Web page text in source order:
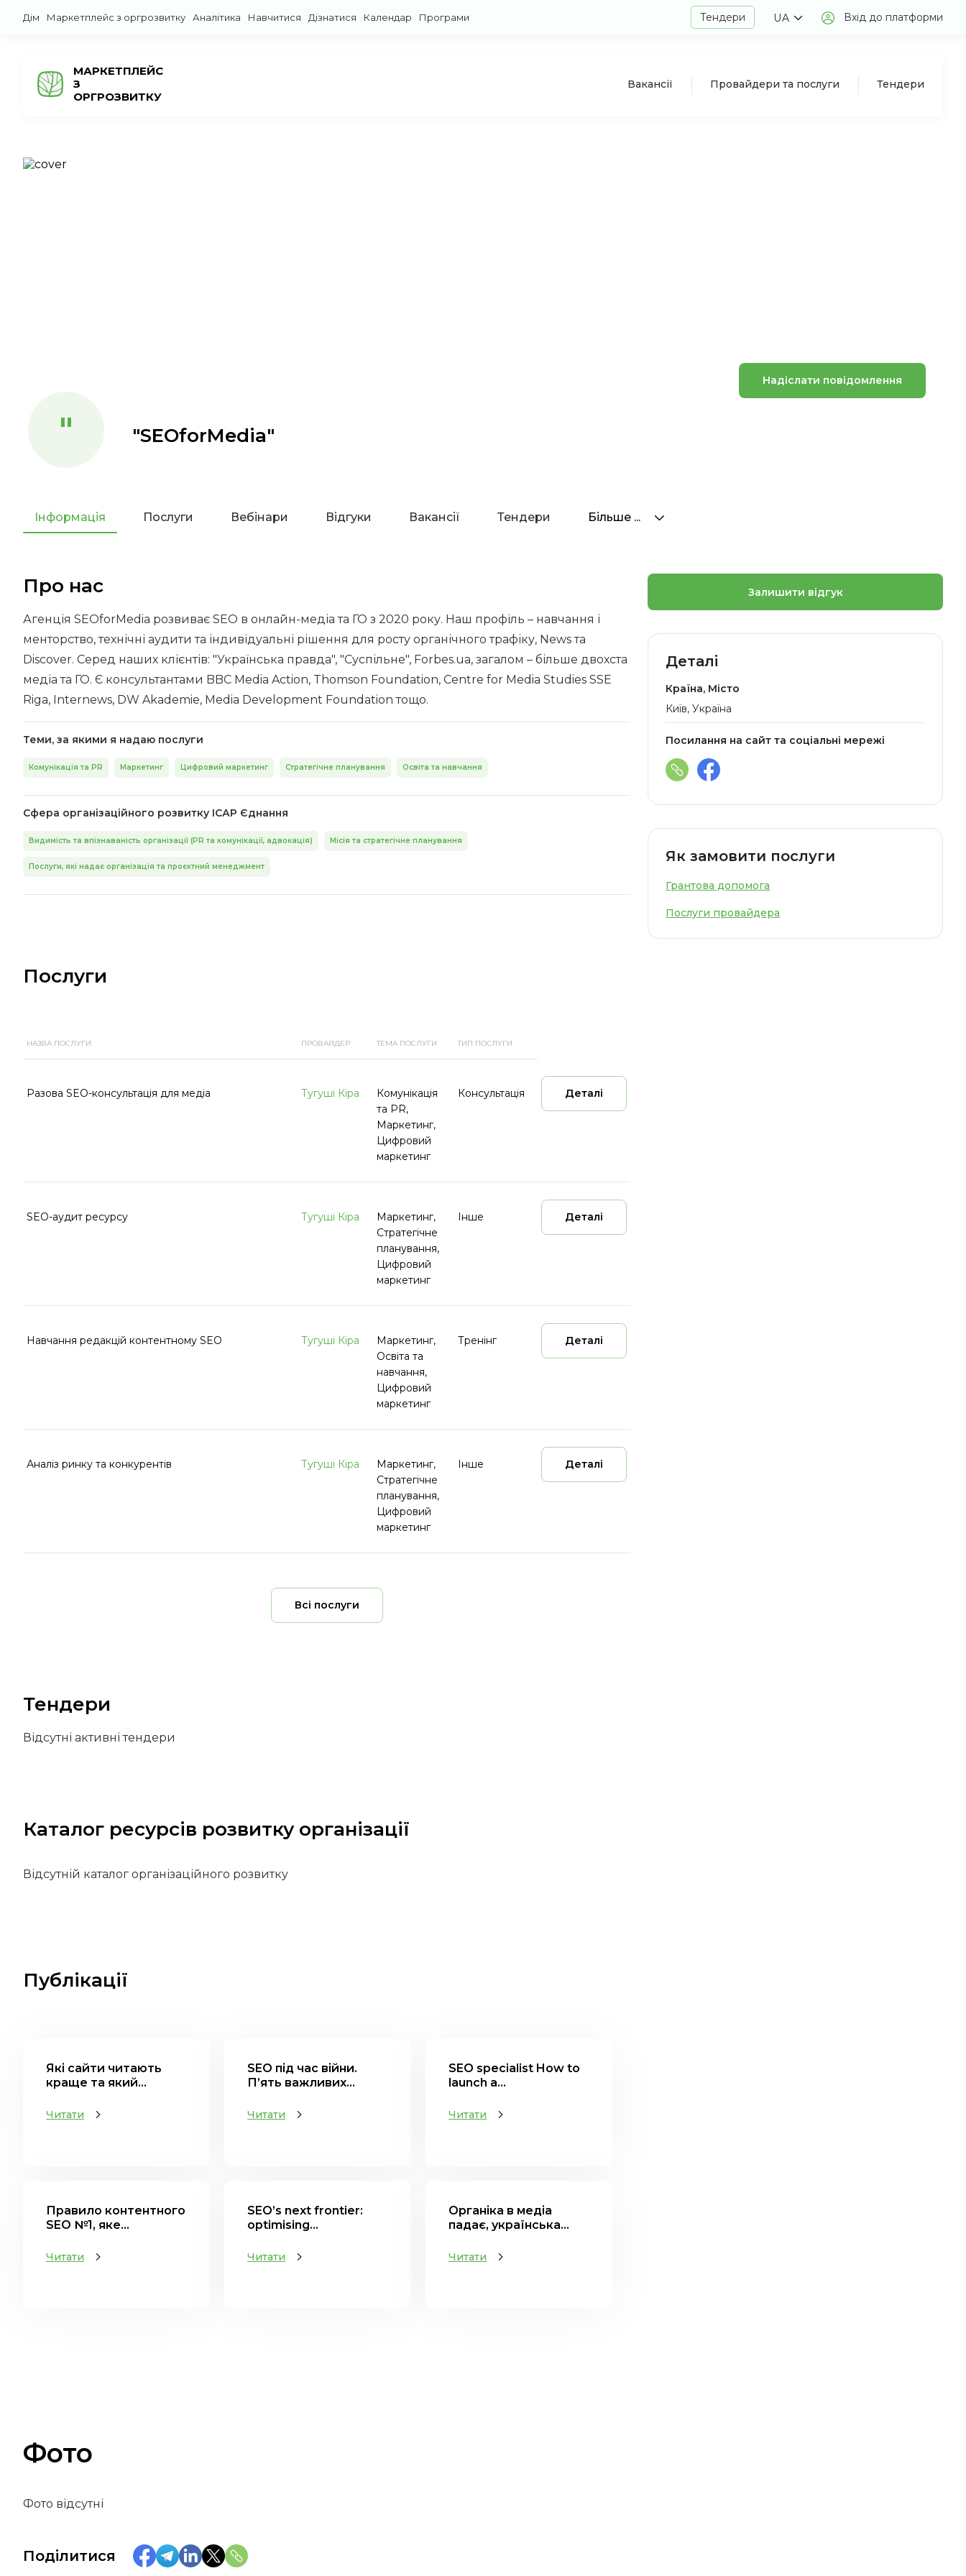
Дім Маркетплейс з оргрозвитку Аналітика Навчитися Дізнатися Календар Програми Тендери UA Вхід до платформи
МАРКЕТПЛЕЙС
З
ОРГРОЗВИТКУ
Вакансії Провайдери та послуги Тендери
Надіслати повідомлення
" "SEOforMedia"
Інформація Послуги Вебінари Відгуки Вакансії Тендери Більше ...
Про нас
Агенція SEOforMedia розвиває SEO в онлайн-медіа та ГО з 2020 року. Наш профіль – навчання і
менторство, технічні аудити та індивідуальні рішення для росту органічного трафіку, News та
Discover. Серед наших клієнтів: "Українська правда", "Суспільне", Forbes.ua, загалом – більше двохста
медіа та ГО. Є консультантами BBC Media Action, Thomson Foundation, Centre for Media Studies SSE
Riga, Internews, DW Akademie, Media Development Foundation тощо.
Теми, за якими я надаю послуги
Комунікація та PR Маркетинг Цифровий маркетинг Стратегічне планування Освіта та навчання
Сфера організаційного розвитку ІСАР Єднання
Видимість та впізнаваність організації (PR та комунікації, адвокація) Місія та стратегічне планування
Послуги, які надає організація та проєктний менеджмент
Послуги
НАЗВА ПОСЛУГИ ПРОВАЙДЕР ТЕМА ПОСЛУГИ ТИП ПОСЛУГИ
Разова SEO-консультація для медіа Тугуші Кіра
Комунікація
та PR,
Маркетинг,
Цифровий
маркетинг
Консультація Деталі
SEO-аудит ресурсу Тугуші Кіра
Маркетинг,
Стратегічне
планування,
Цифровий
маркетинг
Інше Деталі
Навчання редакцій контентному SEO Тугуші Кіра
Маркетинг,
Освіта та
навчання,
Цифровий
маркетинг
Тренінг Деталі
Аналіз ринку та конкурентів Тугуші Кіра
Маркетинг,
Стратегічне
планування,
Цифровий
маркетинг
Інше Деталі
Всі послуги
Тендери
Відсутні активні тендери
Каталог ресурсів розвитку організації
Відсутній каталог організаційного розвитку
Публікації
Які сайти читають
краще та який...
Читати
SEO під час війни.
П’ять важливих...
Читати
SEO specialist How to
launch a...
Читати
Правило контентного
SEO №1, яке...
Читати
SEO’s next frontier:
optimising...
Читати
Органіка в медіа
падає, українська...
Читати
Залишити відгук
Деталі
Країна, Місто
Київ, Україна
Посилання на сайт та соціальні мережі
Як замовити послуги
Грантова допомога
Послуги провайдера
Фото
Фото відсутні
Поділитися